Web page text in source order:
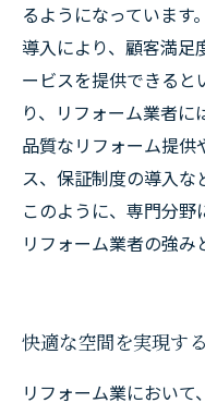
るようになっています
導入により、顧客満足
ービスを提供できると
り、リフォーム業者
品質なリフォーム提供
ス、保証制度の導入な
このように、専門分野
リフォーム業者の強み
快適な空間を実現す
リフォーム業におい